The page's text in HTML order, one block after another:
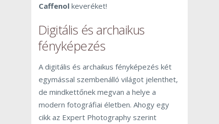
Caffenol keveréket!
Digitális és archaikus
fényképezés
A digitális és archaikus fényképezés két
egymással szembenálló világot jelenthet,
de mindkettőnek megvan a helye a
modern fotográfiai életben. Ahogy egy
cikk az Expert Photography szerint